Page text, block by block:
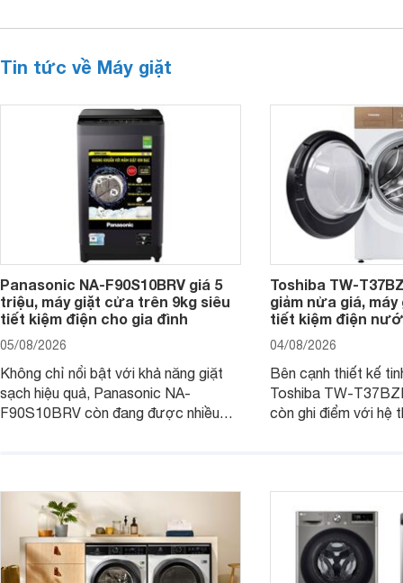
Tin tức về Máy giặt
Panasonic NA-F90S10BRV giá 5
triệu, máy giặt cửa trên 9kg siêu
tiết kiệm điện cho gia đình
05/08/2026
Không chỉ nổi bật với khả năng giặt
sạch hiệu quả, Panasonic NA-
F90S10BRV còn đang được nhiều
giặt cửa trên 9kg.
Toshiba TW-
giảm nửa giá,
tiết kiệm điện
04/08/2026
Bên cạnh thiết kế
Toshiba TW-
còn ghi điểm với hệ
giặt.